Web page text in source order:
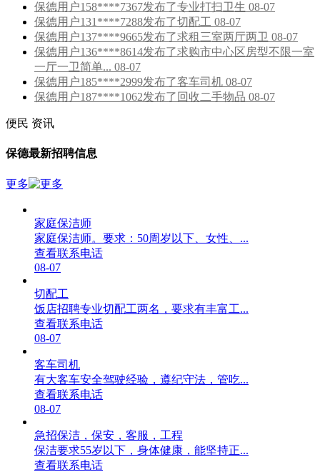
保德用户158****7367发布了专业打扫卫生 08-07
保德用户131****7288发布了切配工 08-07
保德用户137****9665发布了求租三室两厅两卫 08-07
保德用户136****8614发布了求购市中心区房型不限一室
一厅一卫简单... 08-07
保德用户185****2999发布了客车司机 08-07
保德用户187****1062发布了回收二手物品 08-07
便民 资讯
保德最新招聘信息
更多
家庭保洁师
家庭保洁师。要求：50周岁以下、女性、...
查看联系电话
08-07
切配工
饭店招聘专业切配工两名，要求有丰富工...
查看联系电话
08-07
客车司机
有大客车安全驾驶经验，遵纪守法，管吃...
查看联系电话
08-07
急招保洁，保安，客服，工程
保洁要求55岁以下，身体健康，能坚持正...
查看联系电话